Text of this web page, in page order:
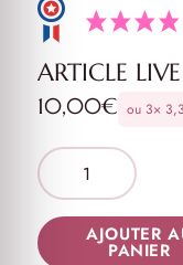
ARTICLE
10,00€ ou 3×
AJOUTER
PANIER